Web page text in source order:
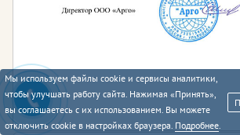
Мы используем файлы cookie и сервисы аналитики,
чтобы улучшать работу сайта. Нажимая «Принять»,
вы соглашаетесь с их использованием. Вы можете
отключить cookie в настройках браузера. Подробнее.